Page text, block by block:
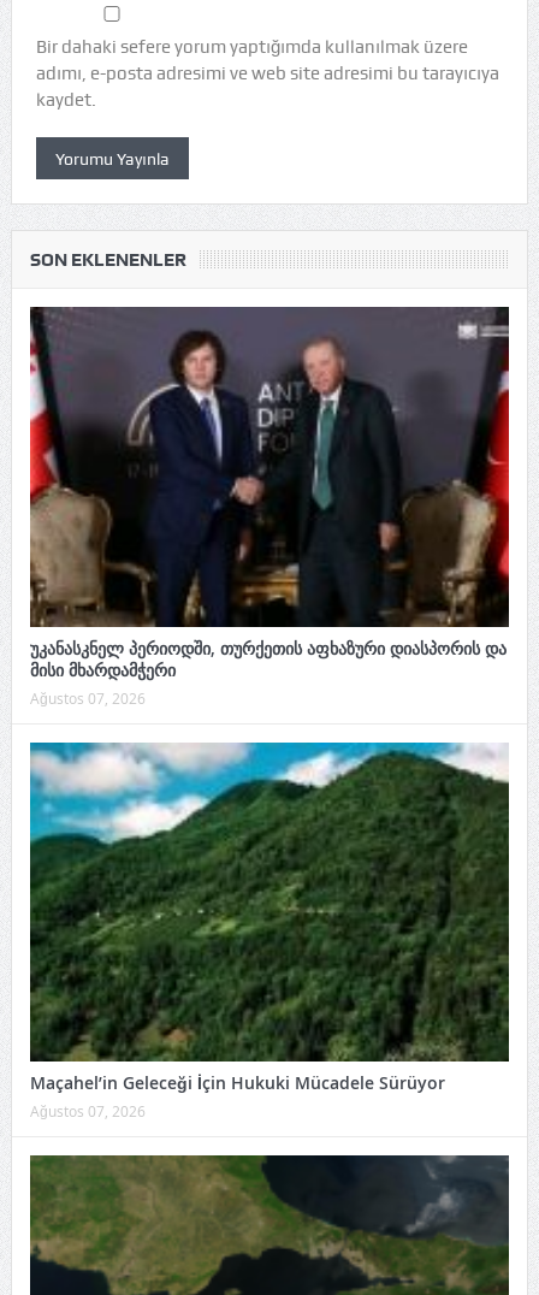
Bir dahaki sefere yorum yaptığımda kullanılmak üzere
adımı, e-posta adresimi ve web site adresimi bu tarayıcıya
kaydet.
SON EKLENENLER
უკანასკნელ პერიოდში, თურქეთის აფხაზური დიასპორის და
მისი მხარდამჭერი
Ağustos 07, 2026
Maçahel’in Geleceği İçin Hukuki Mücadele Sürüyor
Ağustos 07, 2026